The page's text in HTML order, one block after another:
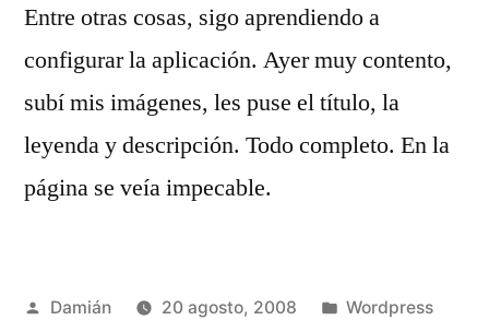
Entre otras cosas, sigo aprendiendo a
configurar la aplicación. Ayer muy contento,
subí mis imágenes, les puse el título, la
leyenda y descripción. Todo completo. En la
página se veía impecable.
Publicado
Damián 20 agosto, 2008
Publicado
Wordpress